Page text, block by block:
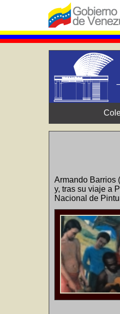
Armando Barrios
y, tras su viaje a
Nacional de